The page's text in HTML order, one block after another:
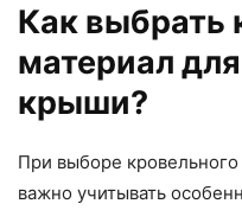
Как выбрать
материал
крыши?
При выборе
важно учитывать